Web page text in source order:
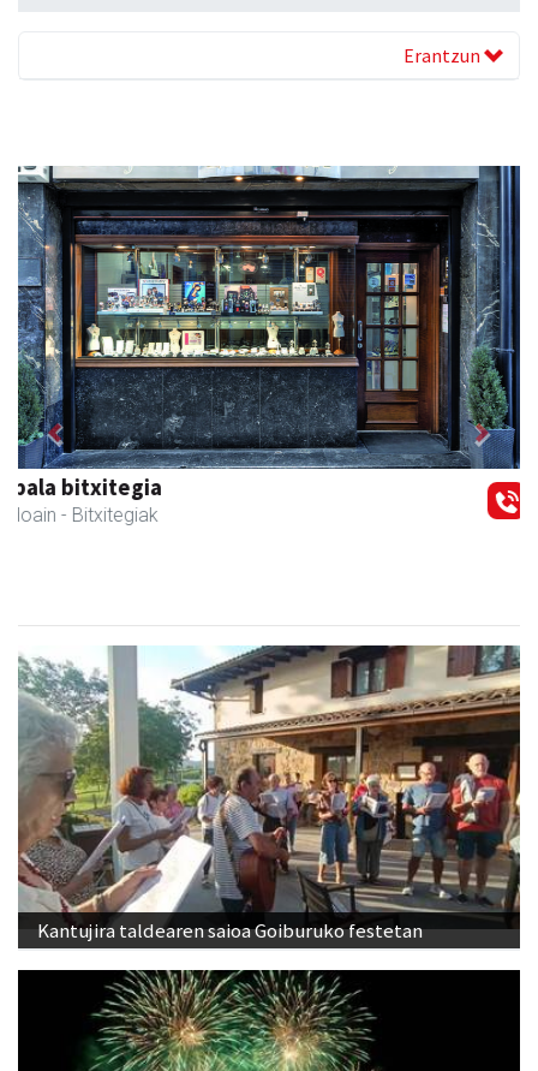
Erantzun
Andoaingo AEK euskaltegia
Andoain - Euskaltegiak
Previous Next
Kantujira taldearen saioa Goiburuko festetan